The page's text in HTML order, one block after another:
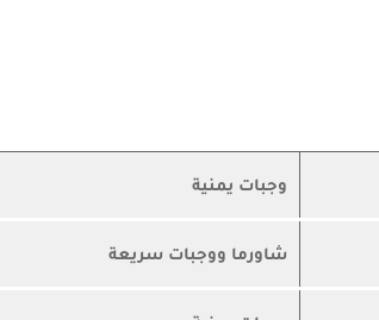
وجبات يمنية
شاورما ووجبات سريعة